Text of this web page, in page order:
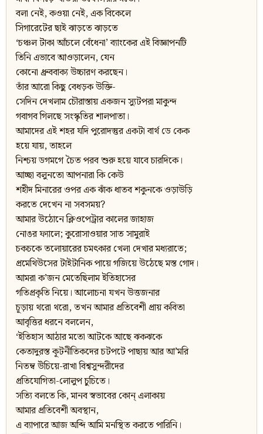
বলা নেই, কওয়া নেই, এক বিকেলে
সিগারেটের ছাই ঝাড়তে ঝাড়তে
‘চঞ্চল টাকা আঁচলে বেঁধেনা’ ব্যাংকের এই বিজ্ঞাপনটি
তিনি এভাবে আওড়ালেন, যেন
কোনো ধ্রুববাক্য উচ্চারণ করছেন।
তাঁর আরো কিছু বেধড়ক উক্তি-
সেদিন দেখলাম চৌরাস্তায় একজন স্যুটপরা মাকুন্দ
গবাগব গিলছে সংস্কৃতির শালপাতা।
আমাদের এই শহর যদি পুরোদস্তুর একটা বার্থ ডে কেক
হয়ে যায়, তাহলে
নিশ্চয় ডগমগে চৈত পরব শুরু হয়ে যাবে চারদিকে।
আচ্ছা বলুনতো আপনারা কি কেউ
শহীদ মিনারের ওপর এক ঝাঁক ধাতব শকুনকে ওড়াউড়ি
করতে দেখেন না সবসময়?
আমার উঠোনে ক্লিওপেট্রার কালের জাহাজ
নোঙর ফ্যালে; কুরোসাওয়ার সাত সামুরাই
চকচকে তলোয়ারের চমৎকার খেলা দেখার মধ্যরাতে;
প্রমেথিউসের টাইটানিক পায়ে গজিয়ে উঠেছে মস্ত গোদ।
আমরা ক’জন মেতেছিলাম ইতিহাসের
গতিপ্রকৃতি নিয়ে। আলোচনা যখন উত্তজনার
চূড়ায় থরো থরো, তখন আমার প্রতিবেশী প্রায় কবিতা
আবৃত্তির ধরনে বললেন,
‘ইতিহাস আঠার মতো আটকে আছে ঝকঝকে
কেতাদুরস্ত কূটনীতিকদের চটপটে পাছায় আর আ’মরি
নিতম্ব উঁচিয়ে-রাখা বিশ্বসুন্দরীদের
প্রতিযোগিতা-লোলুপ চুচিতে।
সত্যি বলতে কি, মানব স্বভাবের কোন্‌ এলাকায়
আমার প্রতিবেশী অবস্থান,
এ ব্যাপারে আজ অব্দি আমি মনস্থিত করতে পারিনি।